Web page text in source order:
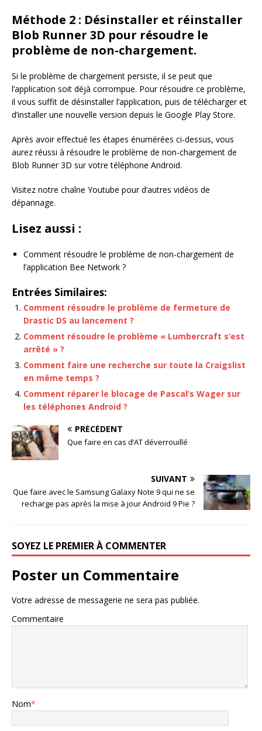
Méthode 2 : Désinstaller et réinstaller
Blob Runner 3D pour résoudre le
problème de non-chargement.
Si le problème de chargement persiste, il se peut que
l’application soit déjà corrompue. Pour résoudre ce problème,
il vous suffit de désinstaller l’application, puis de télécharger et
d’installer une nouvelle version depuis le Google Play Store.
Après avoir effectué les étapes énumérées ci-dessus, vous
aurez réussi à résoudre le problème de non-chargement de
Blob Runner 3D sur votre téléphone Android.
Visitez notre chaîne Youtube pour d’autres vidéos de
dépannage.
Lisez aussi :
Comment résoudre le problème de non-chargement de
l’application Bee Network ?
Entrées Similaires:
Comment résoudre le problème de fermeture de
Drastic DS au lancement ?
Comment résoudre le problème « Lumbercraft s’est
arrêté » ?
Comment faire une recherche sur toute la Craigslist
en même temps ?
Comment réparer le blocage de Pascal’s Wager sur
les téléphones Android ?
PRÉCÉDENT
Que faire en cas d’AT déverrouillé
SUIVANT
Que faire avec le Samsung Galaxy Note 9 qui ne se
recharge pas après la mise à jour Android 9 Pie ?
SOYEZ LE PREMIER À COMMENTER
Poster un Commentaire
Votre adresse de messagerie ne sera pas publiée.
Commentaire
Nom*